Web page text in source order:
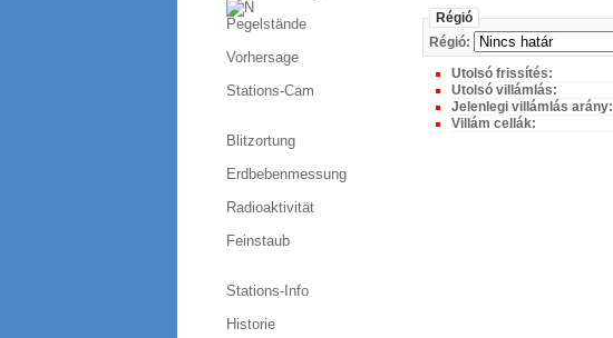
Régió
Régió:
Utolsó frissítés:
Utolsó villámlás:
Jelenlegi villámlás arány:
Villám cellák:
Pegelstände
Vorhersage
Stations-Cam
Blitzortung
Erdbebenmessung
Radioaktivität
Feinstaub
Stations-Info
Historie